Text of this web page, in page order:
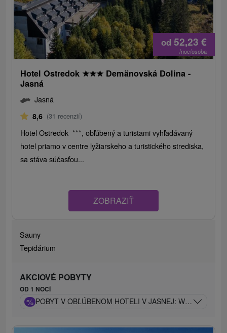
od 52,23 €
/noc/osoba
Hotel Ostredok ★★★ Demänovská Dolina -
Jasná
Jasná
8,6 (31 recenzií)
Hotel Ostredok ***, obľúbený a turistami vyhľadávaný
hotel priamo v centre lyžiarskeho a turistického strediska,
sa stáva súčasťou...
ZOBRAZIŤ
Sauny
Tepidárium
AKCIOVÉ POBYTY
OD 1 NOCÍ
% POBYT V OBĽÚBENOM HOTELI V JASNEJ: WELLNESS,